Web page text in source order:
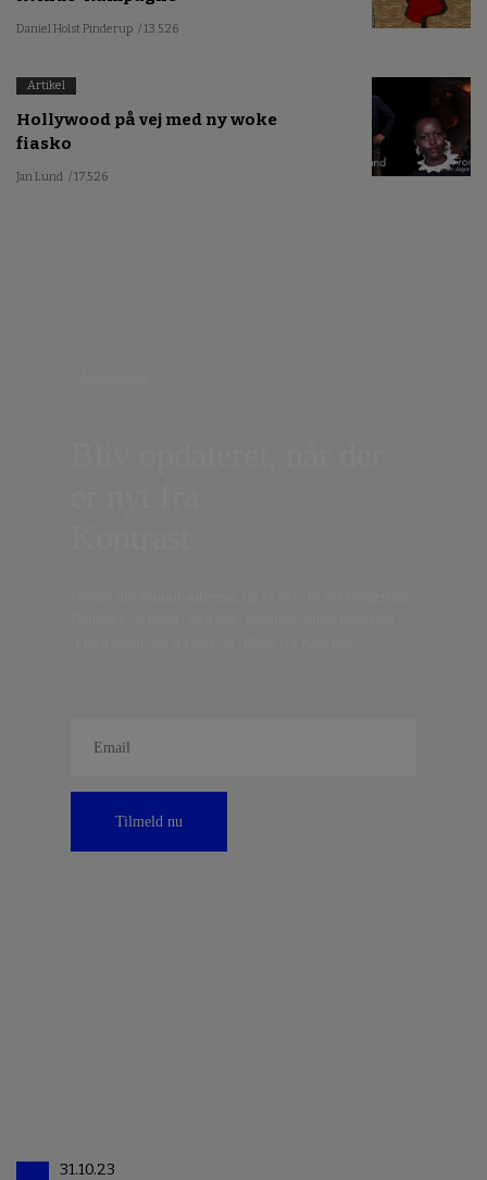
Daniel Holst Pinderup / 13.5.26
Artikel
Hollywood på vej med ny woke
fiasko
Jan Lund / 17.5.26
Tilmeld nu
31.10.23